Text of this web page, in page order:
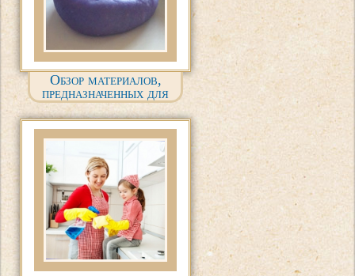
Обзор материалов,
предназначенных для
детской лепки